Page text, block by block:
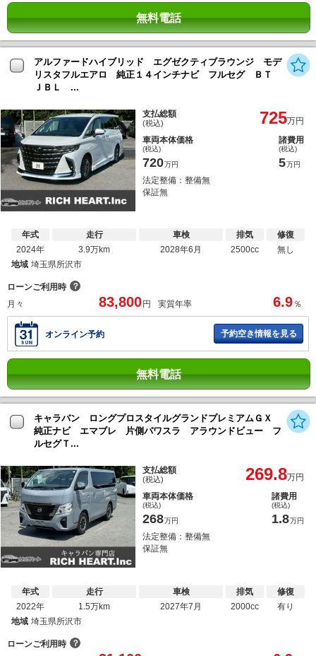
無料電話
アルファードハイブリッド エグゼクティブラウンジ モデ
リスタフルエアロ 純正１４インチナビ フルセグ ＢＴ
ＪＢＬ ...
支払総額
(税込) 725万円
車両本体価格
(税込)
720万円
諸費用
(税込)
5万円
法定整備：整備無
保証無
年式
2024年
走行
3.9万km
車検
2028年6月
排気
2500cc
修復
無し
地域 埼玉県所沢市
ローンご利用時 ？
月々
83,800 円 実質年率 6.9 ％
オンライン予約 予約空き情報を見る
無料電話
キャラバン ロングプロスタイルグランドプレミアムＧＸ
純正ナビ エマブレ 片側パワスラ アラウンドビュー フ
ルセグＴ...
支払総額
(税込) 269.8万円
車両本体価格
(税込)
268万円
諸費用
(税込)
1.8万円
法定整備：整備無
保証無
年式
2022年
走行
1.5万km
車検
2027年7月
排気
2000cc
修復
有り
地域 埼玉県所沢市
ローンご利用時 ？